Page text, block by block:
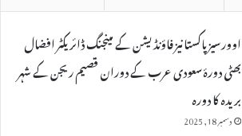
اوورسیز پاکستانیز فاؤنڈیشن کے مینجنگ ڈائریکٹر افضال
بھٹی دورۂ سعودی عرب کے دوران قصیم ریجن کے شہر
بریدہ کا دورہ
دسمبر 18, 2025